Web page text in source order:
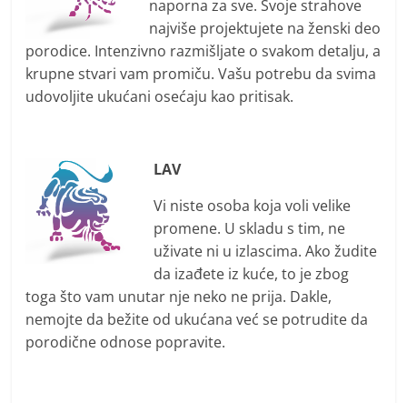
naporna za sve. Svoje strahove
najviše projektujete na ženski deo
porodice. Intenzivno razmišljate o svakom detalju, a
krupne stvari vam promiču. Vašu potrebu da svima
udovoljite ukućani osećaju kao pritisak.
LAV
Vi niste osoba koja voli velike
promene. U skladu s tim, ne
uživate ni u izlascima. Ako žudite
da izađete iz kuće, to je zbog
toga što vam unutar nje neko ne prija. Dakle,
nemojte da bežite od ukućana već se potrudite da
porodične odnose popravite.